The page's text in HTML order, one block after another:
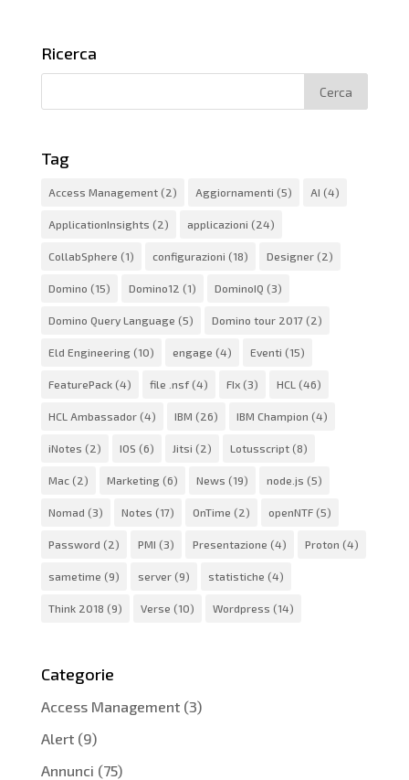
Ricerca
Tag
Access Management(2) Aggiornamenti (5) AI (4)
ApplicationInsights (2) applicazioni (24)
CollabSphere (1) configurazioni (18) Designer(2)
Domino (15) Domino12 (1) DominoIQ (3)
Domino Query Language (5) Domino tour 2017(2)
Eld Engineering(10) engage (4) Eventi (15)
FeaturePack(4) file .nsf(4) FIx(3) HCL (46)
HCL Ambassador(4) IBM (26) IBM Champion (4)
iNotes (2) IOS (6) Jitsi (2) Lotusscript(8)
Mac(2) Marketing(6) News (19) node.js (5)
Nomad (3) Notes (17) OnTime (2) openNTF(5)
Password (2) PMI (3) Presentazione (4) Proton (4)
sametime (9) server(9) statistiche (4)
Think 2018 (9) Verse (10) Wordpress (14)
Categorie
Access Management(3)
Alert(9)
Annunci (75)